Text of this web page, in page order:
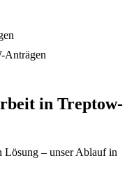
in Treptow-
Lösung – unser Ablauf in